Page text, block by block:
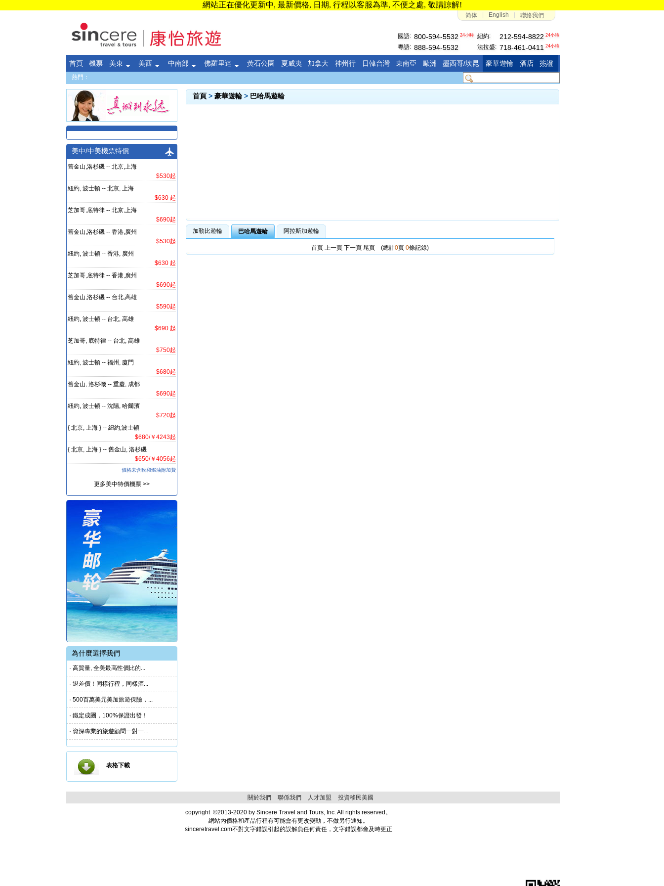
網站正在優化更新中, 最新價格, 日期, 行程以客服為準, 不便之處, 敬請諒解!
简体 English 聯絡我們
國語: 800-594-5532 24小時 紐約: 212-594-8822 24小時
粵語: 888-594-5532 法拉盛: 718-461-0411 24小時
首頁 機票 美東 美西 中南部 佛羅里達 黃石公園 夏威夷 加拿大 神州行 日韓台灣 東南亞 歐洲 墨西哥/坎昆 豪華遊輪 酒店 簽證
熱門：
美中/中美機票特價
舊金山,洛杉磯 -- 北京,上海
$530起
紐約, 波士頓 -- 北京, 上海
$630 起
芝加哥,底特律 -- 北京,上海
$690起
舊金山,洛杉磯 -- 香港,廣州
$530起
紐約, 波士頓 -- 香港, 廣州
$630 起
芝加哥,底特律 -- 香港,廣州
$690起
舊金山,洛杉磯 -- 台北,高雄
$590起
紐約, 波士頓 -- 台北, 高雄
$690 起
芝加哥, 底特律 -- 台北, 高雄
$750起
紐約, 波士頓 -- 福州, 廈門
$680起
舊金山, 洛杉磯 -- 重慶, 成都
$690起
紐約, 波士頓 -- 沈陽, 哈爾濱
$720起
{ 北京, 上海 } -- 紐約,波士頓
$680/￥4243起
{ 北京, 上海 } -- 舊金山, 洛杉磯
$650/￥4056起
價格未含稅和燃油附加費
更多美中特價機票 >>
為什麼選擇我們
· 高質量, 全美最高性價比的...
· 退差價！同樣行程，同樣酒...
· 500百萬美元美加旅遊保險，...
· 鐵定成團，100%保證出發！
· 資深專業的旅遊顧問一對一...
表格下載
首頁 > 豪華遊輪> 巴哈馬遊輪
加勒比遊輪 巴哈馬遊輪 阿拉斯加遊輪
首頁 上一頁 下一頁 尾頁(總計0頁 0條記錄)
關於我們 聯係我們 人才加盟 投資移民美國
copyright ©2013-2020 by Sincere Travel and Tours, Inc. All rights reserved。
網站內價格和產品行程有可能會有更改變動，不做另行通知。
sinceretravel.com不對文字錯誤引起的誤解負任何責任，文字錯誤都會及時更正